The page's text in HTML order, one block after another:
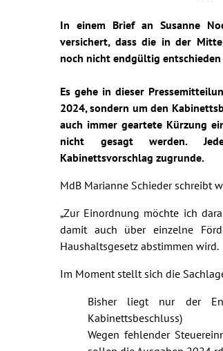
In einem Brief an Susanne
versichert, dass die in der
noch nicht endgültig entschieden
Es gehe in dieser
2024, sondern um den
auch immer geartete Kürzung
nicht gesagt werden.
Kabinettsvorschlag zugrunde.
MdB Marianne Schieder schreibt
„Zur Einordnung möchte ich
damit auch über einzelne
Haushaltsgesetz abstimmen wird.
Im Moment stellt sich die
Bisher liegt nur der
Kabinettsbeschluss)
Wegen fehlender